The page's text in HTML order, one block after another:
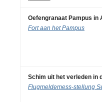
Oefengranaat Pampus in
Fort aan het Pampus
Schim uit het verleden in
Flugmeldemess-stellung